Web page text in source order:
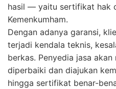
hasil — yaitu sertifikat hak
Kemenkumham.
Dengan adanya garansi,
terjadi kendala teknis,
berkas. Penyedia jasa
diperbaiki dan diajukan
hingga sertifikat benar-